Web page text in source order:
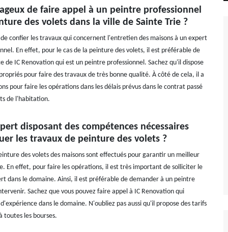
de faire appel à un peintre professionnel
des volets dans la ville de Sainte Trie ?
confier les travaux qui concernent l'entretien des maisons à un expert
En effet, pour le cas de la peinture des volets, il est préférable de
de IC Renovation qui est un peintre professionnel. Sachez qu'il dispose
pour faire des travaux de très bonne qualité. À côté de cela, il a
pour faire les opérations dans les délais prévus dans le contrat passé
de l'habitation.
disposant des compétences nécessaires
les travaux de peinture des volets ?
des volets des maisons sont effectués pour garantir un meilleur
En effet, pour faire les opérations, il est très important de solliciter le
dans le domaine. Ainsi, il est préférable de demander à un peintre
Sachez que vous pouvez faire appel à IC Renovation qui
dans le domaine. N'oubliez pas aussi qu'il propose des tarifs
toutes les bourses.